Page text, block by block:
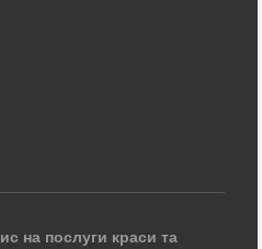
на послуги краси та